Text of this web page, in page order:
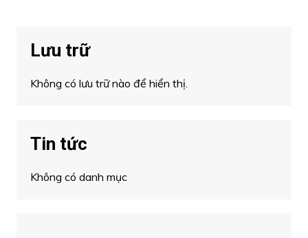
Lưu trữ
Không có lưu trữ nào để hiển thị.
Tin tức
Không có danh mục